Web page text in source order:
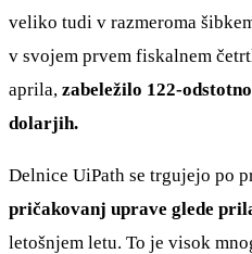
veliko tudi v razmeroma
v svojem prvem fiskalnem
aprila, zabeležilo 122-
dolarjih.
Delnice UiPath se trgujejo po
pričakovanj uprave glede
letošnjem letu. To je visok